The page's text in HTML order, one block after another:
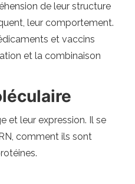
de leur structure
leur comportement.
et vaccins
et la combinaison
et leur expression. Il se
comment ils sont